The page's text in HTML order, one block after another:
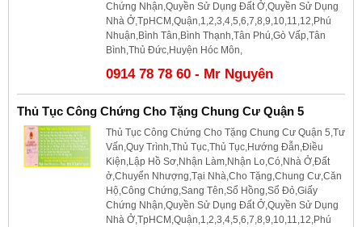
Chứng Nhận,Quyền Sử Dụng Đất Ở,Quyền Sử Dụng
Nhà Ở,TpHCM,Quận,1,2,3,4,5,6,7,8,9,10,11,12,Phú
Nhuận,Bình Tân,Bình Thạnh,Tân Phú,Gò Vấp,Tân
Bình,Thủ Đức,Huyện Hóc Môn,
0914 78 78 60 - Mr Nguyên
Thủ Tục Công Chứng Cho Tặng Chung Cư Quận 5
Thủ Tục Công Chứng Cho Tặng Chung Cư Quận 5,Tư
Vấn,Quy Trình,Thủ Tục,Thủ Tục,Hướng Đẫn,Điều
Kiện,Lập Hồ Sơ,Nhận Làm,Nhận Lo,Có,Nhà Ở,Đất
ở,Chuyển Nhượng,Tại Nhà,Cho Tặng,Chung Cư,Căn
Hộ,Công Chứng,Sang Tên,Sổ Hồng,Sổ Đỏ,Giấy
Chứng Nhận,Quyền Sử Dụng Đất Ở,Quyền Sử Dụng
Nhà Ở,TpHCM,Quận,1,2,3,4,5,6,7,8,9,10,11,12,Phú